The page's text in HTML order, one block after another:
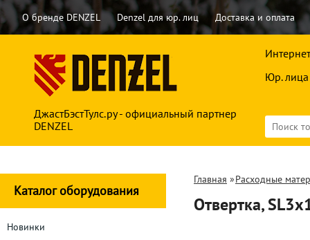
О бренде DENZEL Denzel для юр. лиц Доставка и оплата
ДжастБэстТулс.ру - официальный партнер
DENZEL
Юр. лица
Каталог оборудования
Новинки
Главная »Расходные
Отвертка,